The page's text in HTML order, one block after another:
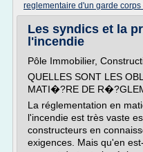
reglementaire d'un garde corps
Les syndics et la
l'incendie
Pôle Immobilier,
QUELLES SONT LES
MATI�?RE DE
La réglementation en
l'incendie est très vaste
constructeurs en
exigences. Mais qu'en